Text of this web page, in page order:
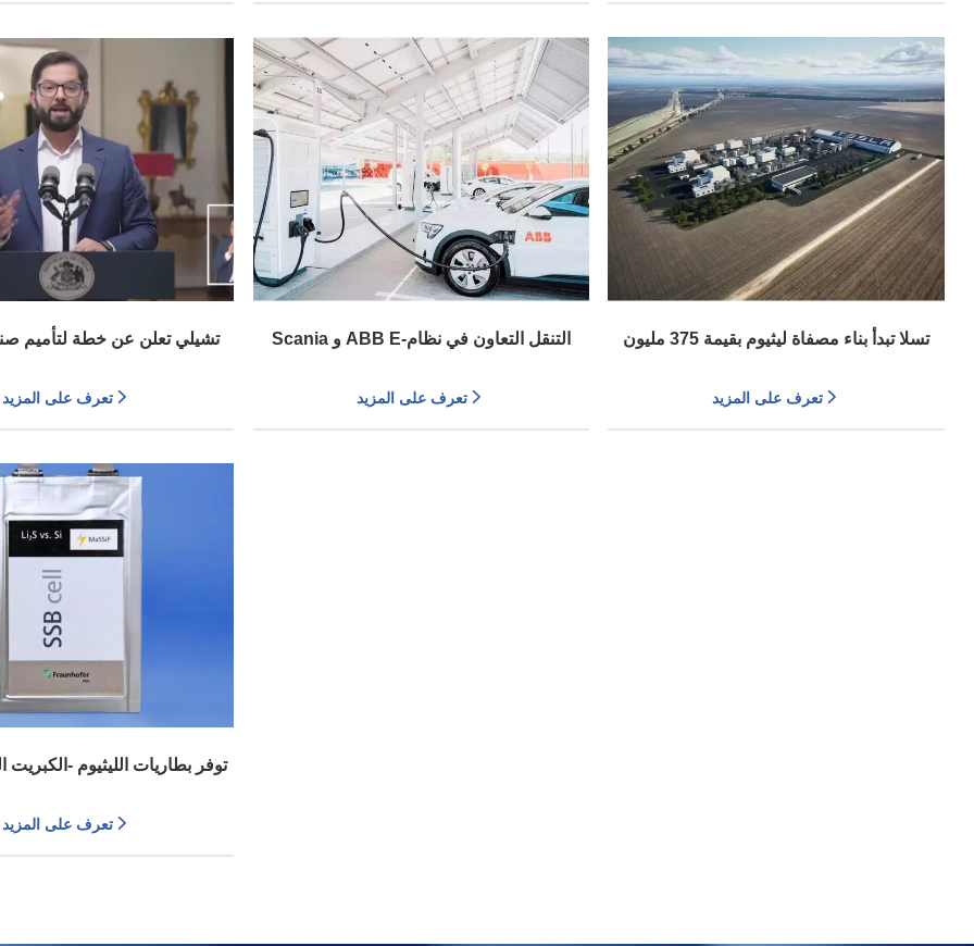
تشيلي تعلن عن خطة لتأميم
الاحتياطيات في
تعرف على المزيد
Scania و ABB E-التنقل التعاون في نظام
تعرف على المزيد
تسلا تبدأ بناء مصفاة ليثيوم بقيمة 375 مليون
تعرف على المزيد
توفر بطاريات الليثيوم -الكبريت
تعرف على المزيد